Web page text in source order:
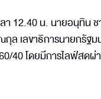
า 12.40 น. นายอนุทิน
กุล เลขาธิการนายกรัฐ
40 โดยมีการไลฟ์สด